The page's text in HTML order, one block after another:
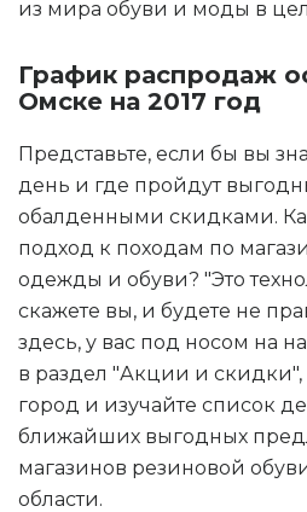
из мира обуви и моды в
График распродаж
Омске на 2017 год
Представьте, если бы вы
день и где пройдут
обалденными скидками.
подход к походам по
одежды и обуви? "Это
скажете вы, и будете не
здесь, у вас под носом на
в раздел "Акции и скидки",
город и изучайте список
ближайших выгодных
магазинов резиновой
области.